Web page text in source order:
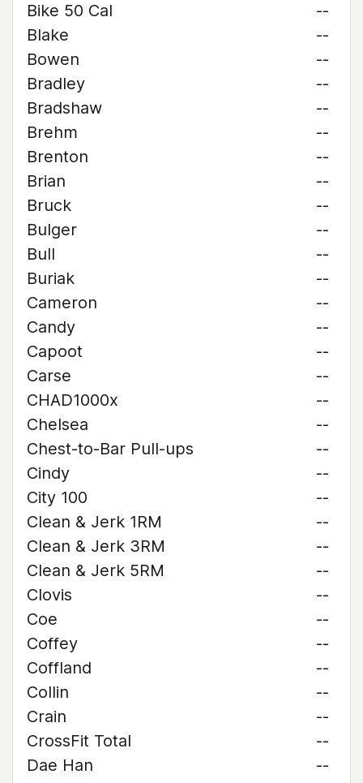
Bike 50 Cal
--
Blake
--
Bowen
--
Bradley
--
Bradshaw
--
Brehm
--
Brenton
--
Brian
--
Bruck
--
Bulger
--
Bull
--
Buriak
--
Cameron
--
Candy
--
Capoot
--
Carse
--
CHAD1000x
--
Chelsea
--
Chest-to-Bar Pull-ups
--
Cindy
--
City 100
--
Clean & Jerk 1RM
--
Clean & Jerk 3RM
--
Clean & Jerk 5RM
--
Clovis
--
Coe
--
Coffey
--
Coffland
--
Collin
--
Crain
--
CrossFit Total
--
Dae Han
--